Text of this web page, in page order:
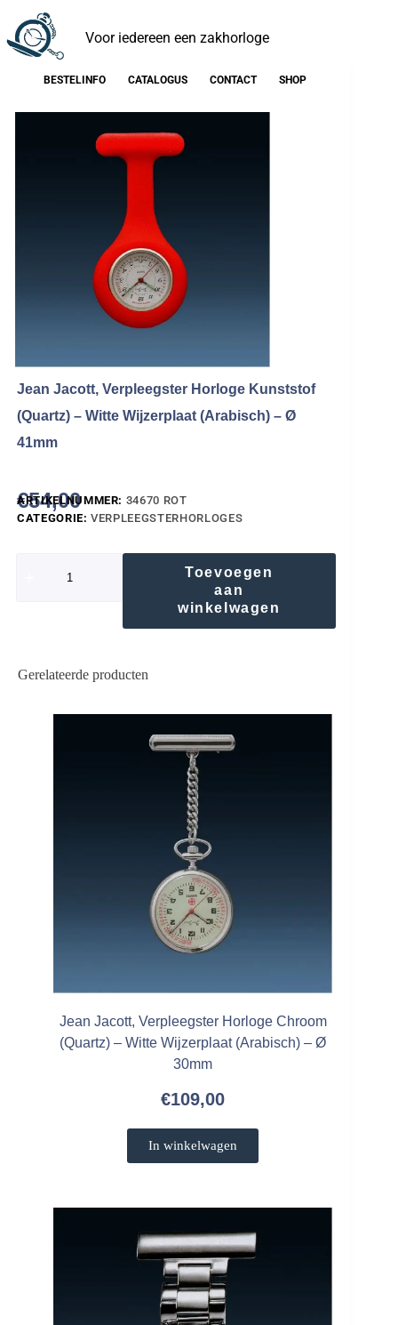
Voor iedereen een zakhorloge
BESTELINFO CATALOGUS CONTACT SHOP
Jean Jacott, Verpleegster Horloge Kunststof
(Quartz) – Witte Wijzerplaat (Arabisch) – Ø
41mm
€54,00
ARTIKELNUMMER: 34670 ROT
CATEGORIE:VERPLEEGSTERHORLOGES
Toevoegen
aan
winkelwagen
Gerelateerde producten
Jean Jacott, Verpleegster Horloge Chroom
(Quartz) – Witte Wijzerplaat (Arabisch) – Ø
30mm
€109,00
In winkelwagen